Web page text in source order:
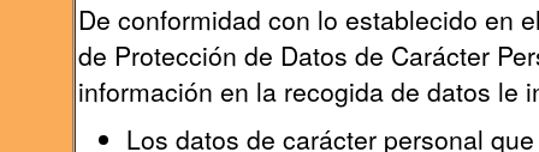
De conformidad con lo establecido en
de Protección de Datos de Carácter
información en la recogida de datos le
Los datos de carácter personal